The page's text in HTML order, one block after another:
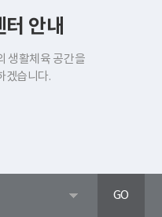
안내
생활체육 공간을
겠습니다.